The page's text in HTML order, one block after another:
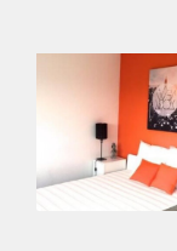
Gedeelde Douche:
Gedeelde
Huisgenoten: Ja
Geslacht